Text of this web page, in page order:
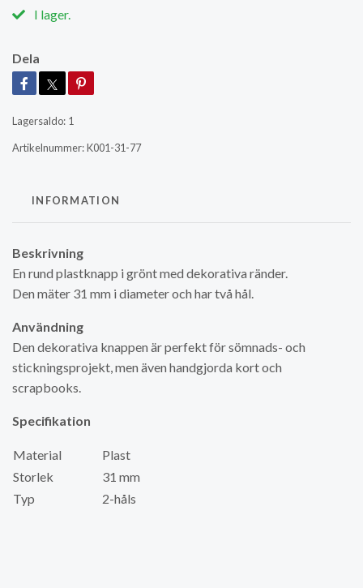
I lager.
Dela
Lagersaldo: 1
Artikelnummer:K001-31-77
INFORMATION
Beskrivning
En rund plastknapp i grönt med dekorativa ränder.
Den mäter 31 mm i diameter och har två hål.
Användning
Den dekorativa knappen är perfekt för sömnads- och
stickningsprojekt, men även handgjorda kort och
scrapbooks.
Specifikation
Material
Plast
Storlek
31 mm
Typ
2-håls